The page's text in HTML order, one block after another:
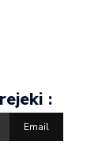
:
Email